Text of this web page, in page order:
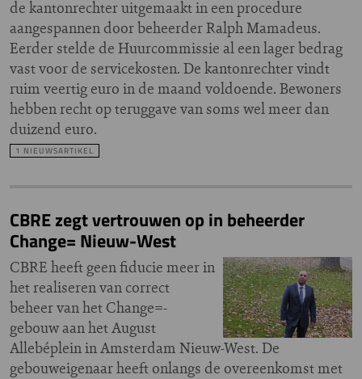
de kantonrechter uitgemaakt in een procedure
aangespannen door beheerder Ralph Mamadeus.
Eerder stelde de Huurcommissie al een lager bedrag
vast voor de servicekosten. De kantonrechter vindt
ruim veertig euro in de maand voldoende. Bewoners
hebben recht op teruggave van soms wel meer dan
duizend euro.
1 NIEUWSARTIKEL
CBRE zegt vertrouwen op in beheerder
Change= Nieuw-West
CBRE heeft geen fiducie meer in
het realiseren van correct
beheer van het Change=-
gebouw aan het August
Allebéplein in Amsterdam Nieuw-West. De
gebouweigenaar heeft onlangs de overeenkomst met